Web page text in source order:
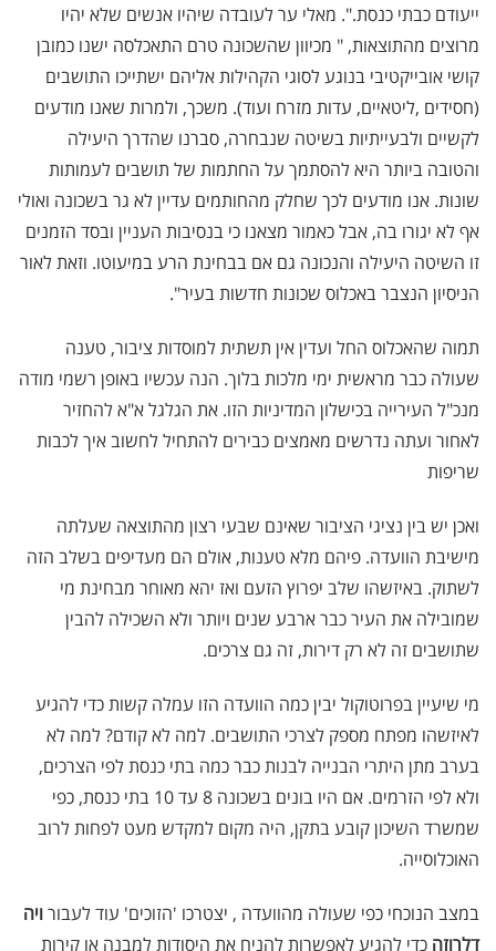
ייעודם כבתי כנסת.". מאלי ער לעובדה שיהיו אנשים שלא יהיו
מרוצים מהתוצאות, " מכיוון שהשכונה טרם התאכלסה ישנו כמובן
קושי אובייקטיבי בנוגע לסוגי הקהילות אליהם ישתייכו התושבים
(חסידים ,ליטאיים, עדות מזרח ועוד). משכך, ולמרות שאנו מודעים
לקשיים ולבעייתיות בשיטה שנבחרה, סברנו שהדרך היעילה
והטובה ביותר היא להסתמך על החתמות של תושבים לעמותות
שונות. אנו מודעים לכך שחלק מהחותמים עדיין לא גר בשכונה ואולי
אף לא יגורו בה, אבל כאמור מצאנו כי בנסיבות העניין ובסד הזמנים
זו השיטה היעילה והנכונה גם אם בבחינת הרע במיעוטו. וזאת לאור
הניסיון הנצבר באכלוס שכונות חדשות בעיר".
תמוה שהאכלוס החל ועדין אין תשתית למוסדות ציבור, טענה
שעולה כבר מראשית ימי מלכות בלוך. הנה עכשיו באופן רשמי מודה
מנכ"ל העירייה בכישלון המדיניות הזו. את הגלגל א"א להחזיר
לאחור ועתה נדרשים מאמצים כבירים להתחיל לחשוב איך לכבות
שריפות
ואכן יש בין נציגי הציבור שאינם שבעי רצון מהתוצאה שעלתה
מישיבת הוועדה. פיהם מלא טענות, אולם הם מעדיפים בשלב הזה
לשתוק. באיזשהו שלב יפרוץ הזעם ואז יהא מאוחר מבחינת מי
שמובילה את העיר כבר ארבע שנים ויותר ולא השכילה להבין
שתושבים זה לא רק דירות, זה גם צרכים.
מי שיעיין בפרוטוקול יבין כמה הוועדה הזו עמלה קשות כדי להגיע
לאיזשהו מפתח מספק לצרכי התושבים. למה לא קודם? למה לא
בערב מתן היתרי הבנייה לבנות כבר כמה בתי כנסת לפי הצרכים,
ולא לפי הזרמים. אם היו בונים בשכונה 8 עד 10 בתי כנסת, כפי
שמשרד השיכון קובע בתקן, היה מקום למקדש מעט לפחות לרוב
האוכלוסייה.
במצב הנוכחי כפי שעולה מהוועדה , יצטרכו 'הזוכים' עוד לעבורויה
דלרוזה כדי להגיע לאפשרות להניח את היסודות למבנה או קירות